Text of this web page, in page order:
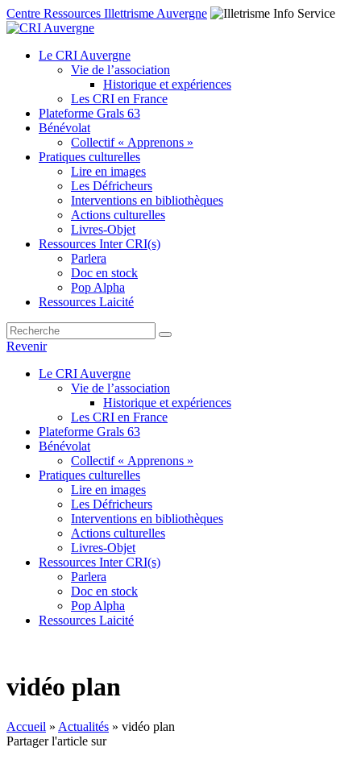
Centre Ressources Illettrisme Auvergne
Le CRI Auvergne
Vie de l’association
Historique et expériences
Les CRI en France
Plateforme Grals 63
Bénévolat
Collectif « Apprenons »
Pratiques culturelles
Lire en images
Les Défricheurs
Interventions en bibliothèques
Actions culturelles
Livres-Objet
Ressources Inter CRI(s)
Parlera
Doc en stock
Pop Alpha
Ressources Laicité
Revenir
Le CRI Auvergne
Vie de l’association
Historique et expériences
Les CRI en France
Plateforme Grals 63
Bénévolat
Collectif « Apprenons »
Pratiques culturelles
Lire en images
Les Défricheurs
Interventions en bibliothèques
Actions culturelles
Livres-Objet
Ressources Inter CRI(s)
Parlera
Doc en stock
Pop Alpha
Ressources Laicité
vidéo plan
Accueil » Actualités » vidéo plan
Partager l'article sur